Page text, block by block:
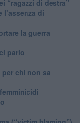
“ragazzi di destra”
l’assenza di
la guerra
parlo
chi non sa